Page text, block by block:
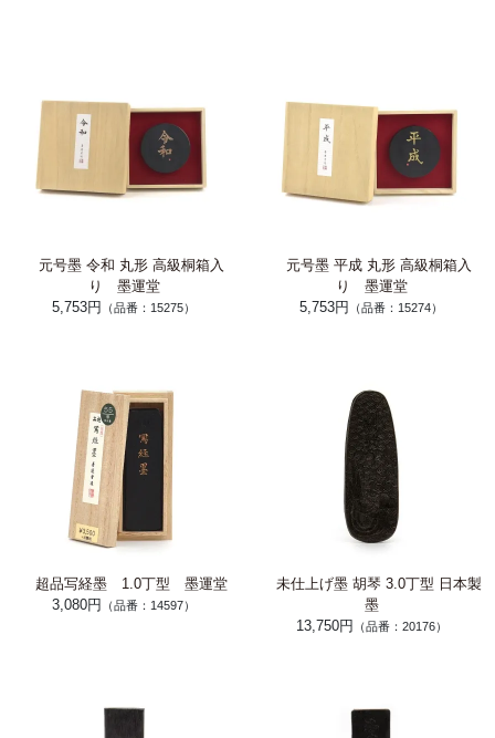
元号墨 令和 丸形 高級桐箱入
り 墨運堂
5,753円
（品番：15275）
元号墨 平成 丸形 高級桐箱入
り 墨運堂
5,753円
（品番：15274）
超品写経墨 1.0丁型 墨運堂
3,080円
（品番：14597）
未仕上げ墨 胡琴 3.0丁型 日本製
墨
13,750円
（品番：20176）